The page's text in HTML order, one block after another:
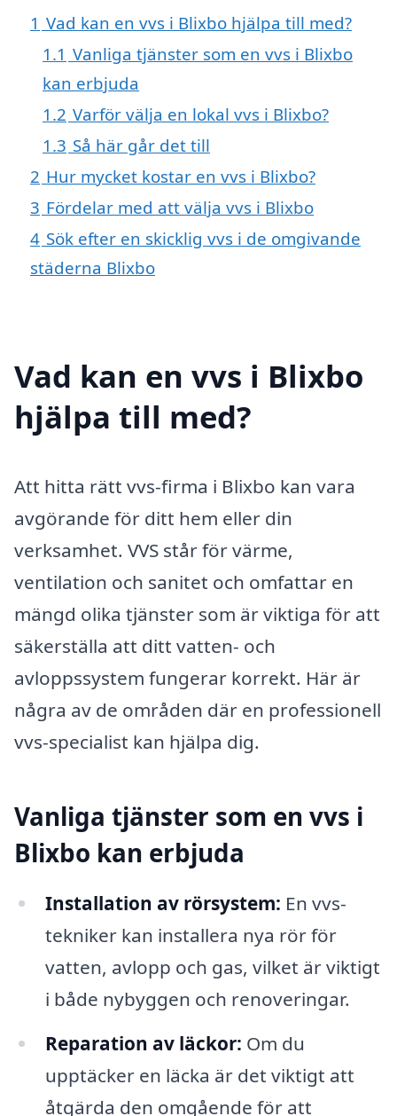
1 Vad kan en vvs i Blixbo hjälpa till med?
1.1 Vanliga tjänster som en vvs i Blixbo
kan erbjuda
1.2 Varför välja en lokal vvs i Blixbo?
1.3 Så här går det till
2 Hur mycket kostar en vvs i Blixbo?
3 Fördelar med att välja vvs i Blixbo
4 Sök efter en skicklig vvs i de omgivande
städerna Blixbo
Vad kan en vvs i Blixbo
hjälpa till med?
Att hitta rätt vvs-firma i Blixbo kan vara
avgörande för ditt hem eller din
verksamhet. VVS står för värme,
ventilation och sanitet och omfattar en
mängd olika tjänster som är viktiga för att
säkerställa att ditt vatten- och
avloppssystem fungerar korrekt. Här är
några av de områden där en professionell
vvs-specialist kan hjälpa dig.
Vanliga tjänster som en vvs i
Blixbo kan erbjuda
Installation av rörsystem: En vvs-
tekniker kan installera nya rör för
vatten, avlopp och gas, vilket är viktigt
i både nybyggen och renoveringar.
Reparation av läckor: Om du
upptäcker en läcka är det viktigt att
åtgärda den omgående för att